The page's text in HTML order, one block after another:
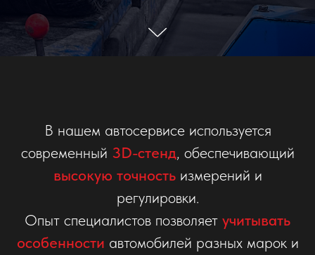
В нашем автосервисе используется
современный 3D-стенд, обеспечивающий
высокую точность измерений и
регулировки.
Опыт специалистов позволяет учитывать
особенности автомобилей разных марок и